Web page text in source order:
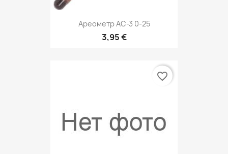
Ареометр АС-3 0-25
3,95 €
favorite_border